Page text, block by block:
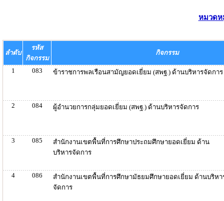
หมวดห
ลำดับ
รหัส
กิจกรรม
กิจกรรม
1 083 ข้าราชการพลเรือนสามัญยอดเยี่ยม (สพฐ.) ด้านบริหารจัดการ
2 084 ผู้อำนวยการกลุ่มยอดเยี่ยม (สพฐ.) ด้านบริหารจัดการ
3 085
สำนักงานเขตพื้นที่การศึกษาประถมศึกษายอดเยี่ยม ด้าน
บริหารจัดการ
4 086
สำนักงานเขตพื้นที่การศึกษามัธยมศึกษายอดเยี่ยม ด้านบริหา
จัดการ